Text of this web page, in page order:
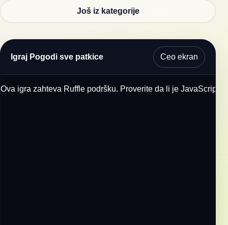
Još iz kategorije
Igraj Pogodi sve patkice Ceo ekran
Ova igra zahteva Ruffle podršku. Proverite da li je JavaScript